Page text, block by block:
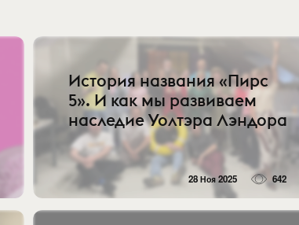
История названия «Пирс
5». И как мы развиваем
наследие Уолтэра Лэндора
28 Ноя 2025 642